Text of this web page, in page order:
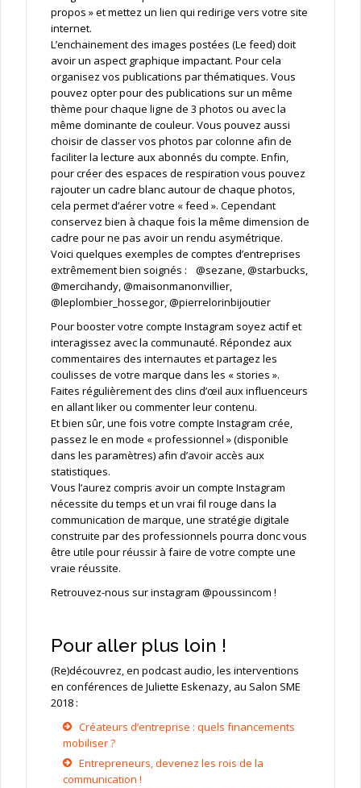
propos » et mettez un lien qui redirige vers votre site
internet.
L’enchainement des images postées (Le feed) doit
avoir un aspect graphique impactant. Pour cela
organisez vos publications par thématiques. Vous
pouvez opter pour des publications sur un même
thème pour chaque ligne de 3 photos ou avec la
même dominante de couleur. Vous pouvez aussi
choisir de classer vos photos par colonne afin de
faciliter la lecture aux abonnés du compte. Enfin,
pour créer des espaces de respiration vous pouvez
rajouter un cadre blanc autour de chaque photos,
cela permet d’aérer votre « feed ». Cependant
conservez bien à chaque fois la même dimension de
cadre pour ne pas avoir un rendu asymétrique.
Voici quelques exemples de comptes d’entreprises
extrêmement bien soignés : @sezane, @starbucks,
@mercihandy, @maisonmanonvillier,
@leplombier_hossegor, @pierrelorinbijoutier
Pour booster votre compte Instagram soyez actif et
interagissez avec la communauté. Répondez aux
commentaires des internautes et partagez les
coulisses de votre marque dans les « stories ».
Faites régulièrement des clins d’œil aux influenceurs
en allant liker ou commenter leur contenu.
Et bien sûr, une fois votre compte Instagram crée,
passez le en mode « professionnel » (disponible
dans les paramètres) afin d’avoir accès aux
statistiques.
Vous l’aurez compris avoir un compte Instagram
nécessite du temps et un vrai fil rouge dans la
communication de marque, une stratégie digitale
construite par des professionnels pourra donc vous
être utile pour réussir à faire de votre compte une
vraie réussite.
Retrouvez-nous sur instagram @poussincom !
Pour aller plus loin !
(Re)découvrez, en podcast audio, les interventions
en conférences de Juliette Eskenazy, au Salon SME
2018 :
Créateurs d’entreprise : quels financements
mobiliser ?
Entrepreneurs, devenez les rois de la
communication !